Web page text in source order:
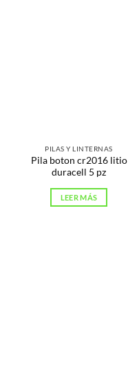
PILAS Y LINTERNAS
Pila boton cr2016 litio
duracell 5 pz
LEER MÁS